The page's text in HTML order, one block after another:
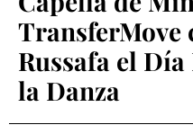
TransferMove
Russafa el
la Danza